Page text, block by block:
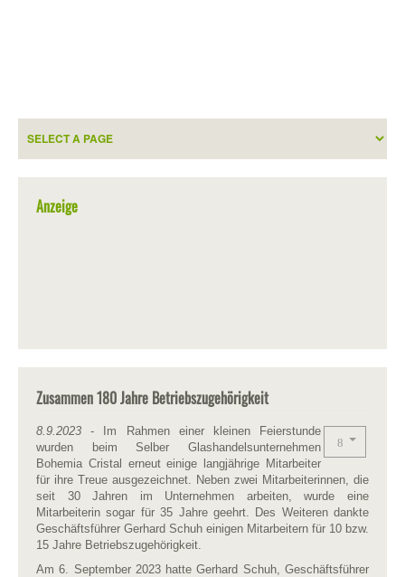
Anzeige
Zusammen 180 Jahre Betriebszugehörigkeit
8.9.2023 - Im Rahmen einer kleinen Feierstunde
wurden beim Selber Glashandelsunternehmen
Bohemia Cristal erneut einige langjährige Mitarbeiter
für ihre Treue ausgezeichnet. Neben zwei Mitarbeiterinnen, die
seit 30 Jahren im Unternehmen arbeiten, wurde eine
Mitarbeiterin sogar für 35 Jahre geehrt. Des Weiteren dankte
Geschäftsführer Gerhard Schuh einigen Mitarbeitern für 10 bzw.
15 Jahre Betriebszugehörigkeit.
Am 6. September 2023 hatte Gerhard Schuh, Geschäftsführer